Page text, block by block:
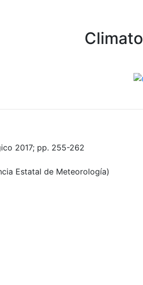
2017; pp. 255-262
Estatal de Meteorología)